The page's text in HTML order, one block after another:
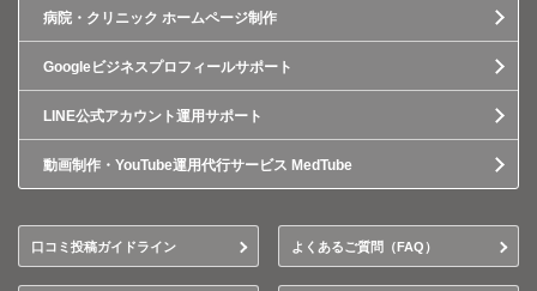
病院・クリニック ホームページ制作
Googleビジネスプロフィールサポート
LINE公式アカウント運用サポート
動画制作・YouTube運用代行サービス MedTube
口コミ投稿ガイドライン よくあるご質問（FAQ）